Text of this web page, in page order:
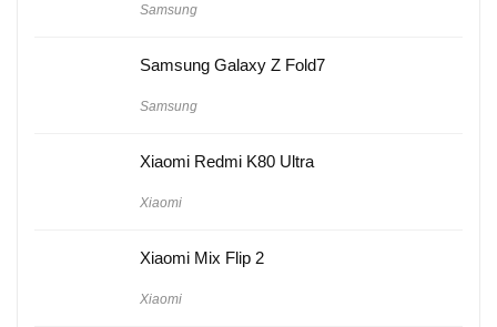
Samsung
Samsung Galaxy Z Fold7
Samsung
Xiaomi Redmi K80 Ultra
Xiaomi
Xiaomi Mix Flip 2
Xiaomi